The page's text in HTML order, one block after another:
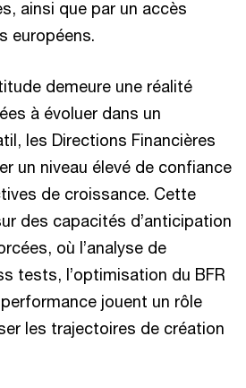
ainsi que par un accès
européens.
demeure une réalité
à évoluer dans un
les Directions Financières
un niveau élevé de confiance
de croissance. Cette
des capacités d’anticipation
où l’analyse de
tests, l’optimisation du BFR
jouent un rôle
les trajectoires de création